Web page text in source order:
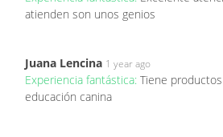
atienden son unos genios
Juana Lencina 1 year ago
Experiencia fantástica: Tiene
educación canina